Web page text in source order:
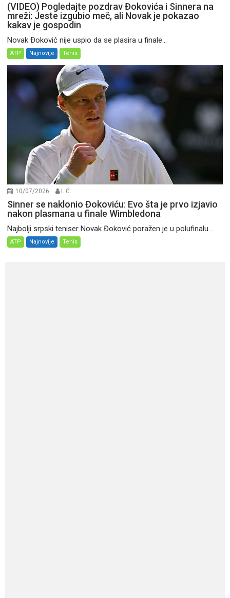
(VIDEO) Pogledajte pozdrav Đokovića i Sinnera na
mreži: Jeste izgubio meč, ali Novak je pokazao
kakav je gospodin
Novak Đoković nije uspio da se plasira u finale...
ATP Najnovije Tenis
10/07/2026 I. Ć.
Sinner se naklonio Đokoviću: Evo šta je prvo izjavio
nakon plasmana u finale Wimbledona
Najbolji srpski teniser Novak Đoković poražen je u polufinalu...
ATP Najnovije Tenis